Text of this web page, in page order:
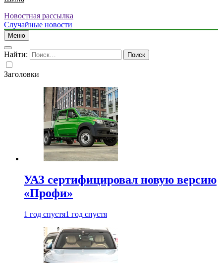
Новостная рассылка
Случайные новости
Меню
Найти:
Заголовки
УАЗ сертифицировал новую версию
«Профи»
1 год спустя1 год спустя